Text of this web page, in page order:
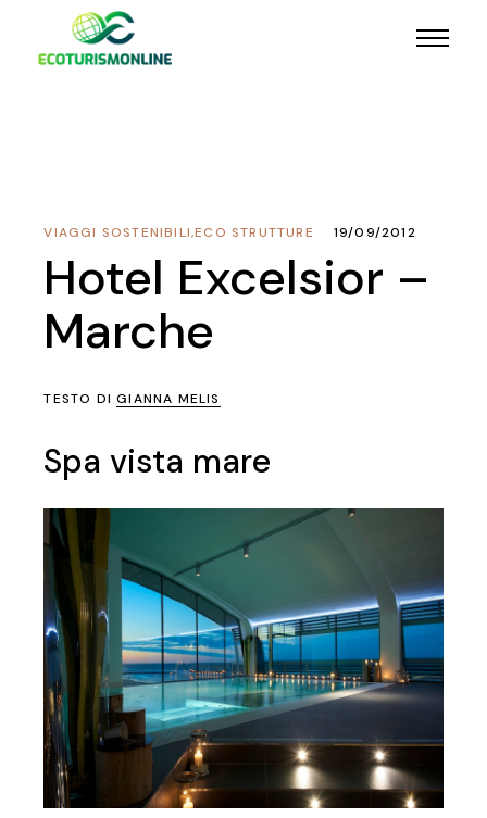
ECO STRUTTURE
,
VIAGGI SOSTENIBILI 19/09/2012
Hotel Excelsior –
Marche
TESTO DIGIANNA MELIS
Spa vista mare